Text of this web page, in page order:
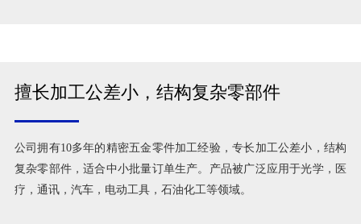
擅长加工公差小，结构复杂零部件
公司拥有10多年的精密五金零件加工经验，专长加工公差小，结构
复杂零部件，适合中小批量订单生产。产品被广泛应用于光学，医
疗，通讯，汽车，电动工具，石油化工等领域。